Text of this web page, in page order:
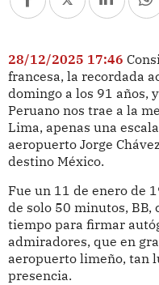
28/12/2025 17:46
francesa, la recordada
domingo a los 91 años,
Peruano nos trae a la
Lima, apenas una
aeropuerto Jorge
destino México.
Fue un 11 de enero de
de solo 50 minutos, BB,
tiempo para firmar
admiradores, que en
aeropuerto limeño, tan
presencia.